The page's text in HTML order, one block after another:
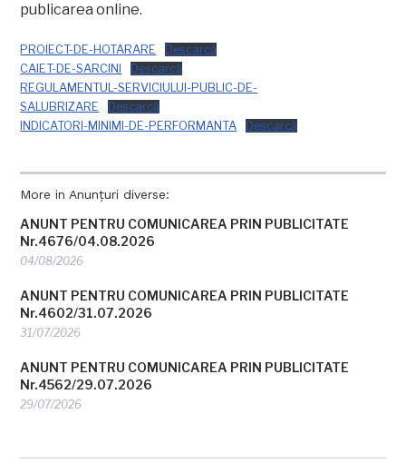
More in Anunțuri diverse:
ANUNT PENTRU COMUNICAREA PRIN PUBLICITATE
Nr.4676/04.08.2026
04/08/2026
ANUNT PENTRU COMUNICAREA PRIN PUBLICITATE
Nr.4602/31.07.2026
31/07/2026
ANUNT PENTRU COMUNICAREA PRIN PUBLICITATE
Nr.4562/29.07.2026
29/07/2026
publicarea online.
PROIECT-DE-HOTARARE
Descarcă
CAIET-DE-SARCINI
Descarcă
REGULAMENTUL-SERVICIULUI-PUBLIC-DE-
SALUBRIZARE
Descarcă
INDICATORI-MINIMI-DE-PERFORMANTA
Descarcă